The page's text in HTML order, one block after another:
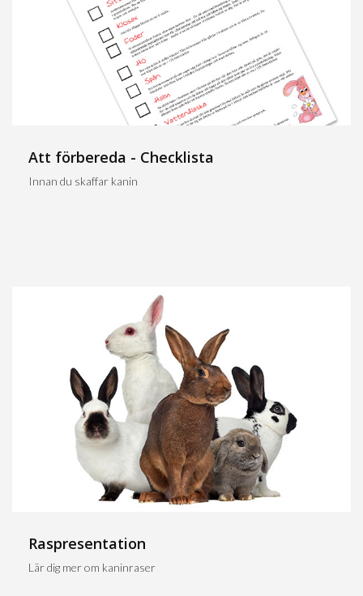
Att förbereda - Checklista
Innan du skaffar kanin
Raspresentation
Lär dig mer om kaninraser